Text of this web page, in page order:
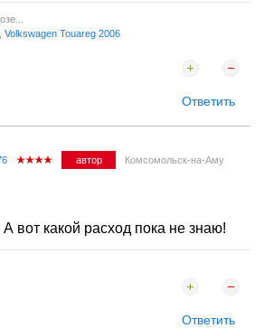
Volkswagen Touareg 2006
Ответить
автор Комсомольск-на-Аму
вот какой расход пока не знаю!
Ответить